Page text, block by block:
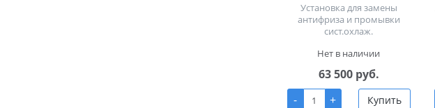
Установка для замены
антифриза и промывки
сист.охлаж.
Нет в наличии
63 500 руб.
-
+ Купить